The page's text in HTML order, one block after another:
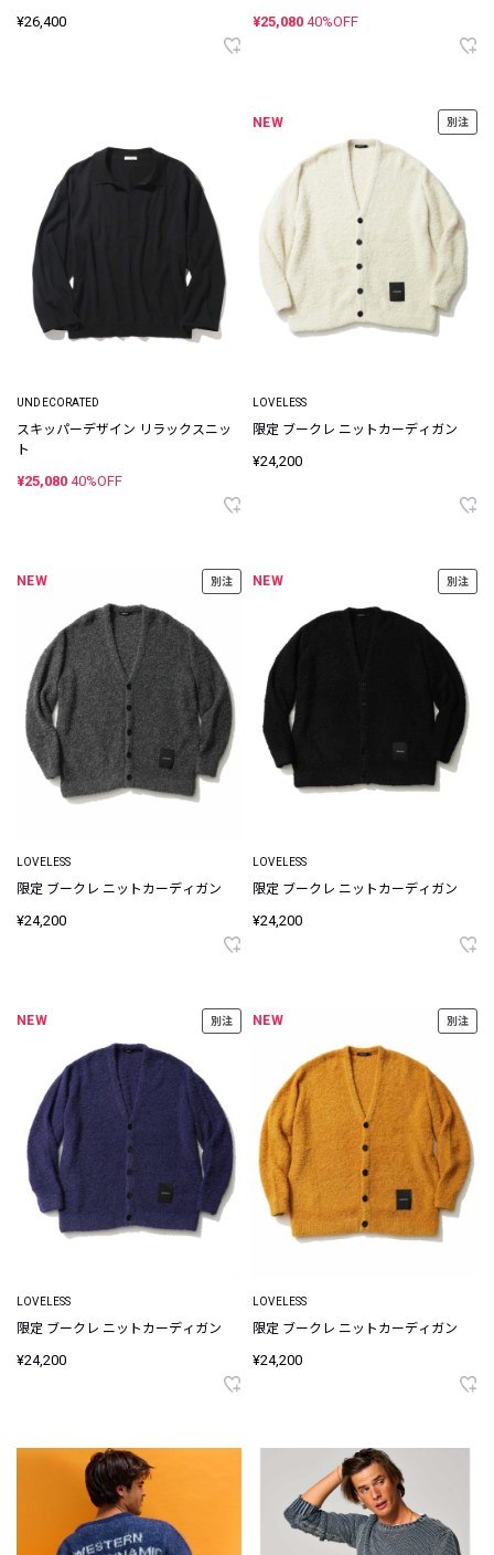
¥26,400 ¥25,080 40%OFF
UNDECORATED
スキッパーデザイン リラックスニッ
ト
¥25,080 40%OFF
NEW 別注
LOVELESS
限定 ブークレ ニットカーディガン
¥24,200
NEW 別注
LOVELESS
限定 ブークレ ニットカーディガン
¥24,200
NEW 別注
LOVELESS
限定 ブークレ ニットカーディガン
¥24,200
NEW 別注
LOVELESS
限定 ブークレ ニットカーディガン
¥24,200
NEW 別注
LOVELESS
限定 ブークレ ニットカーディガン
¥24,200